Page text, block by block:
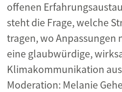
offenen
steht die Frage, welche
tragen, wo Anpassungen
eine glaubwürdige,
Klimakommunikation
Moderation: Melanie